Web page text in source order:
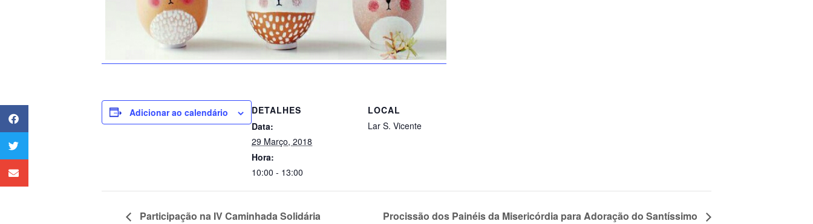
Adicionar ao calendário
DETALHES
Data:
29 Março, 2018
Hora:
10:00 - 13:00
LOCAL
Lar S. Vicente
Participação na IV Caminhada Solidária Procissão dos Painéis da Misericórdia para Adoração do Santíssimo